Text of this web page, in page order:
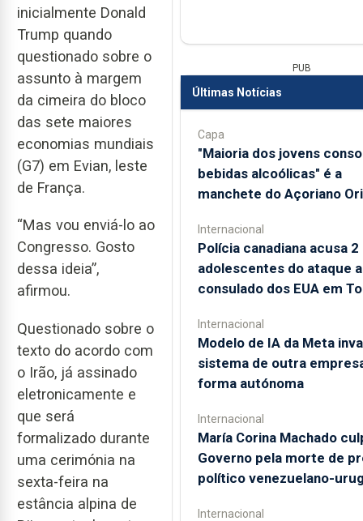
inicialmente Donald
Trump quando
questionado sobre o
assunto à margem
da cimeira do bloco
das sete maiores
economias mundiais
(G7) em Evian, leste
de França.
“Mas vou enviá-lo ao
Congresso. Gosto
dessa ideia”,
afirmou.
Questionado sobre o
texto do acordo com
o Irão, já assinado
eletronicamente e
que será
formalizado durante
uma cerimónia na
sexta-feira na
estância alpina de
PUB
Últimas Notícias
Capa
"Maioria dos jovens
bebidas alcoólicas" é a
manchete do Açoriano
Internacional
Polícia canadiana acusa 2
adolescentes do ataque a
consulado dos EUA em
Internacional
Modelo de IA da Meta
sistema de outra
forma autónoma
Internacional
María Corina Machado
Governo pela morte de
político venezuelano-
Internacional